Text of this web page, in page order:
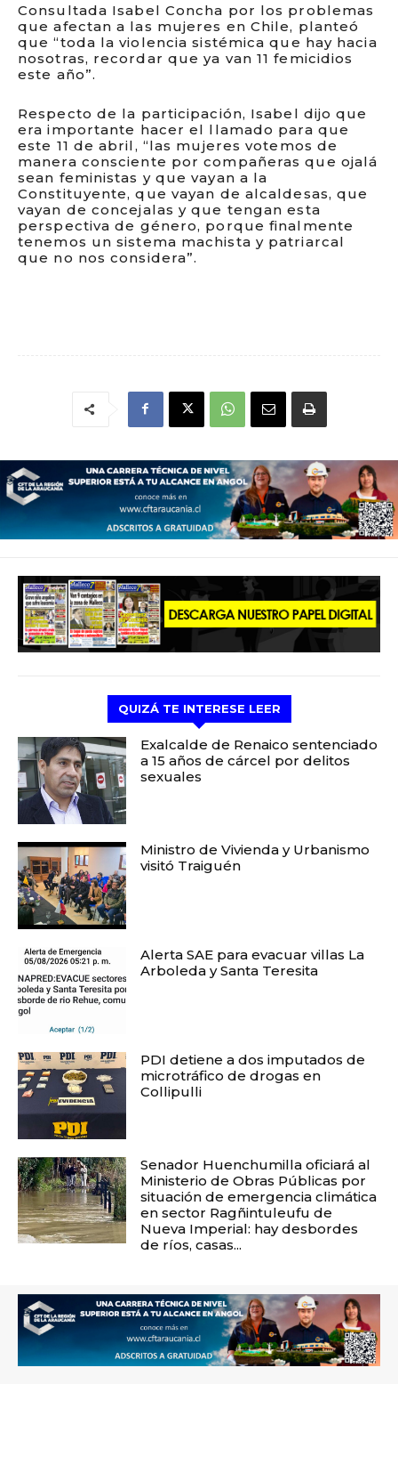
Consultada Isabel Concha por los problemas
que afectan a las mujeres en Chile, planteó
que “toda la violencia sistémica que hay hacia
nosotras, recordar que ya van 11 femicidios
este año”.
Respecto de la participación, Isabel dijo que
era importante hacer el llamado para que
este 11 de abril, “las mujeres votemos de
manera consciente por compañeras que ojalá
sean feministas y que vayan a la
Constituyente, que vayan de alcaldesas, que
vayan de concejalas y que tengan esta
perspectiva de género, porque finalmente
tenemos un sistema machista y patriarcal
que no nos considera”.
QUIZÁ TE INTERESE LEER
Exalcalde de Renaico sentenciado
a 15 años de cárcel por delitos
sexuales
Ministro de Vivienda y Urbanismo
visitó Traiguén
Alerta SAE para evacuar villas La
Arboleda y Santa Teresita
PDI detiene a dos imputados de
microtráfico de drogas en
Collipulli
Senador Huenchumilla oficiará al
Ministerio de Obras Públicas por
situación de emergencia climática
en sector Ragñintuleufu de
Nueva Imperial: hay desbordes
de ríos, casas...